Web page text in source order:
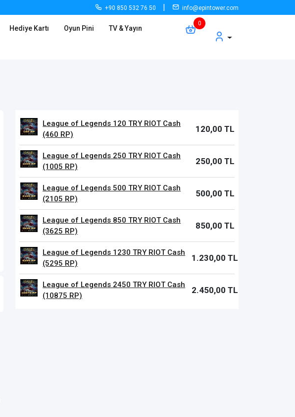
+90 850 532 76 50 | info@epintower.com
Hediye Kartı Oyun Pini TV & Yayın
League of Legends 120 TRY RIOT Cash
(460 RP)
120,00 TL
League of Legends 250 TRY RIOT Cash
(1005 RP)
250,00 TL
League of Legends 500 TRY RIOT Cash
(2105 RP)
500,00 TL
League of Legends 850 TRY RIOT Cash
(3625 RP)
850,00 TL
League of Legends 1230 TRY RIOT Cash
(5295 RP)
1.230,00 TL
League of Legends 2450 TRY RIOT Cash
(10875 RP)
2.450,00 TL